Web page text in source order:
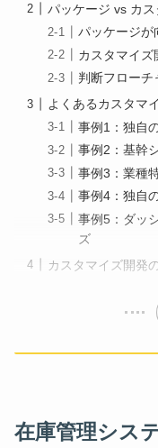
パッケージ vs カ
パッケージが
カスタマイズ
判断フローチ
よくあるカスタマ
事例1：独自
事例2：基幹
事例3：業種
事例4：独自
事例5：ダッ
ズ
カスタマイズ開発
在庫管理シス